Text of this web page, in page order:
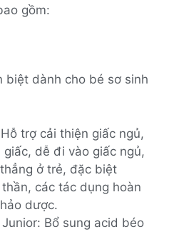
gồm:
biệt dành cho bé sơ sinh
trợ cải thiện giấc ngủ,
giấc, dễ đi vào giấc ngủ,
ở trẻ, đặc biệt
các tác dụng hoàn
dược.
Bổ sung acid béo